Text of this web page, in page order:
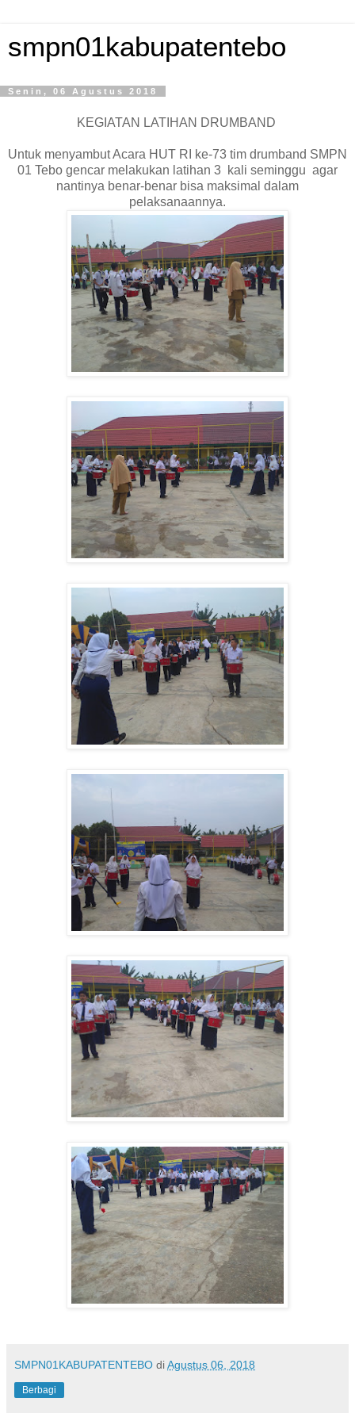
smpn01kabupatentebo
Senin, 06 Agustus 2018
KEGIATAN LATIHAN DRUMBAND
Untuk menyambut Acara HUT RI ke-73 tim drumband SMPN
01 Tebo gencar melakukan latihan 3 kali seminggu agar
nantinya benar-benar bisa maksimal dalam
pelaksanaannya.
SMPN01KABUPATENTEBO diAgustus 06, 2018
Berbagi